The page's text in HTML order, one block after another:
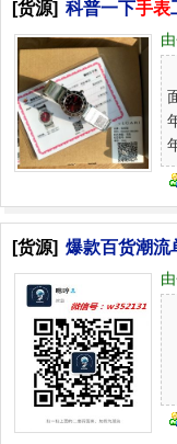
[货源] 科普一下手表
[货源] 爆款百货潮流